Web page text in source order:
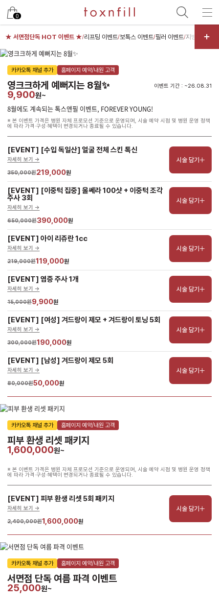
0
★ 서면점단독 HOT 이벤트 ★/리프팅 이벤트/보톡스 이벤트/필러 이벤트/지방분해주
카카오톡 채널 추가 홈페이지 예약/내원 고객
영크크하게 예뻐지는 8월✨
9,900원~
이벤트 기간 : ~26.08.31
8월에도 계속되는 톡스앤필 이벤트, FOREVER YOUNG!
※ 본 이벤트 가격은 병원 자체 프로모션 기준으로 운영되며, 시술 예약 시점 및 병원 운영 정책
에 따라 가격·구성·혜택이 변경되거나 종료될 수 있습니다.
[EVENT] [수입 독일산] 얼굴 전체 스킨 톡신
자세히 보기 ->
350,000원219,000원
시술 담기
[EVENT] [이중턱 집중] 울쎄라 100샷 + 이중턱 조각
주사 3회
자세히 보기 ->
650,000원390,000원
시술 담기
[EVENT] 아이 리쥬란 1cc
자세히 보기 ->
219,000원119,000원
시술 담기
[EVENT] 염증 주사 1개
자세히 보기 ->
15,000원9,900원
시술 담기
[EVENT] [여성] 겨드랑이 제모 + 겨드랑이 토닝 5회
자세히 보기 ->
300,000원190,000원
시술 담기
[EVENT] [남성] 겨드랑이 제모 5회
자세히 보기 ->
80,000원50,000원
시술 담기
카카오톡 채널 추가 홈페이지 예약/내원 고객
피부 환생 리셋 패키지
1,600,000원~
※ 본 이벤트 가격은 병원 자체 프로모션 기준으로 운영되며, 시술 예약 시점 및 병원 운영 정책
에 따라 가격·구성·혜택이 변경되거나 종료될 수 있습니다.
[EVENT] 피부 환생 리셋 5회 패키지
자세히 보기 ->
2,400,000원1,600,000원
시술 담기
카카오톡 채널 추가 홈페이지 예약/내원 고객
서면점 단독 여름 파격 이벤트
25,000원~
남은 시술/관리권 예약
남은 시술/관리권 종류 선택
리프팅
색소
스킨부스터
스킨케어
여드름/모공
제모
체형
프로그램
향노화수액
기타